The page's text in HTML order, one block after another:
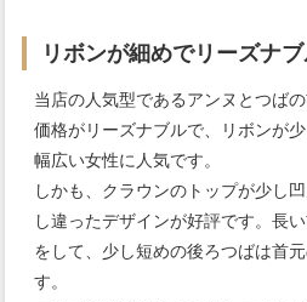
リボンが細めでリーズナ
当店の人気型であるアンヌとつば
価格がリーズナブルで、リボンが
幅広い女性に人気です。
しかも、クラウンのトップが少し
し違ったデザインが好評です。長
をして、少し短めの後ろつばは首
す。